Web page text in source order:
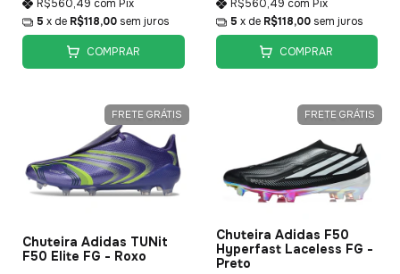
R$560,49 com Pix
5 x de R$118,00 sem juros
COMPRAR
R$560,49 com Pix
5 x de R$118,00 sem juros
COMPRAR
FRETE GRÁTIS
Chuteira Adidas TUNit
F50 Elite FG - Roxo
FRETE GRÁTIS
Chuteira Adidas F50
Hyperfast Laceless FG -
Preto